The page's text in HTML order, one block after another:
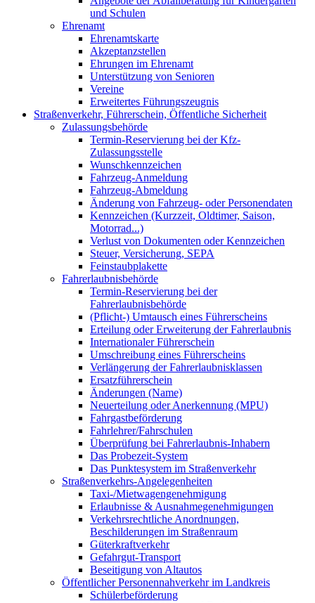
und Schulen
Ehrenamt
Ehrenamtskarte
Akzeptanzstellen
Ehrungen im Ehrenamt
Unterstützung von Senioren
Vereine
Erweitertes Führungszeugnis
Straßenverkehr, Führerschein, Öffentliche Sicherheit
Zulassungsbehörde
Termin-Reservierung bei der Kfz-
Zulassungsstelle
Wunschkennzeichen
Fahrzeug-Anmeldung
Fahrzeug-Abmeldung
Änderung von Fahrzeug- oder Personendaten
Kennzeichen (Kurzzeit, Oldtimer, Saison,
Motorrad...)
Verlust von Dokumenten oder Kennzeichen
Steuer, Versicherung, SEPA
Feinstaubplakette
Fahrerlaubnisbehörde
Termin-Reservierung bei der
Fahrerlaubnisbehörde
(Pflicht-) Umtausch eines Führerscheins
Erteilung oder Erweiterung der Fahrerlaubnis
Internationaler Führerschein
Umschreibung eines Führerscheins
Verlängerung der Fahrerlaubnisklassen
Ersatzführerschein
Änderungen (Name)
Neuerteilung oder Anerkennung (MPU)
Fahrgastbeförderung
Fahrlehrer/Fahrschulen
Überprüfung bei Fahrerlaubnis-Inhabern
Das Probezeit-System
Das Punktesystem im Straßenverkehr
Straßenverkehrs-Angelegenheiten
Taxi-/Mietwagengenehmigung
Erlaubnisse & Ausnahmegenehmigungen
Verkehrsrechtliche Anordnungen,
Beschilderungen im Straßenraum
Güterkraftverkehr
Gefahrgut-Transport
Beseitigung von Altautos
Öffentlicher Personennahverkehr im Landkreis
Schülerbeförderung